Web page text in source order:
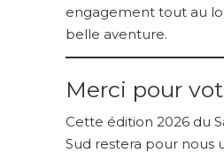
engagement tout au
belle aventure.
Merci pour
Cette édition 2026 du
Sud restera pour nous